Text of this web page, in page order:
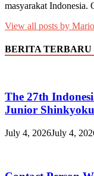
masyarakat Indonesia.
View all posts by
BERITA TERBARU
The 27th
Junior
July 4, 2026July 4,